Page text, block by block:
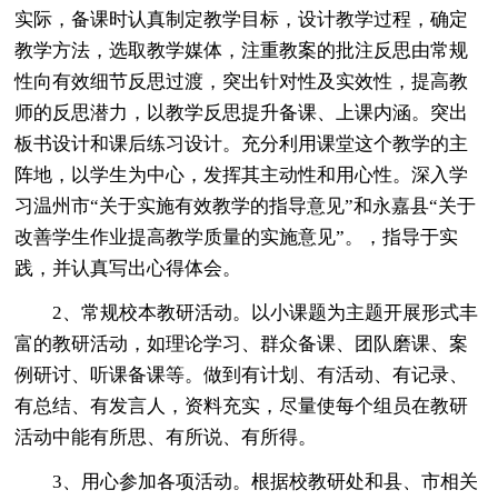
实际，备课时认真制定教学目标，设计教学过程，确定
教学方法，选取教学媒体，注重教案的批注反思由常规
性向有效细节反思过渡，突出针对性及实效性，提高教
师的反思潜力，以教学反思提升备课、上课内涵。突出
板书设计和课后练习设计。充分利用课堂这个教学的主
阵地，以学生为中心，发挥其主动性和用心性。深入学
习温州市“关于实施有效教学的指导意见”和永嘉县“关于
改善学生作业提高教学质量的实施意见”。，指导于实
践，并认真写出心得体会。
2、常规校本教研活动。以小课题为主题开展形式丰
富的教研活动，如理论学习、群众备课、团队磨课、案
例研讨、听课备课等。做到有计划、有活动、有记录、
有总结、有发言人，资料充实，尽量使每个组员在教研
活动中能有所思、有所说、有所得。
3、用心参加各项活动。根据校教研处和县、市相关